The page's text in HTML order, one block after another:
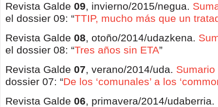
Revista Galde 09, invierno/2015/negua.
el dossier 09: “TTIP, mucho más que un
Revista Galde 08, otoño/2014/udazkena.
el dossier 08: “Tres años sin ETA”
Revista Galde 07, verano/2014/uda. Sumario
dossier 07: “De los ‘comunales’ a los
Revista Galde 06, primavera/2014/udaberria.